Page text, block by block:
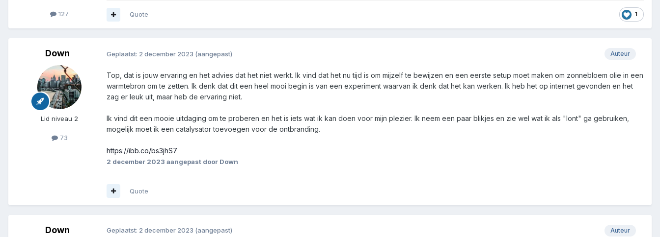
127 1
Quote
Down
Lid niveau 2
73
Auteur
Geplaatst: 2 december 2023 (aangepast)
Top, dat is jouw ervaring en het advies dat het niet werkt. Ik vind dat het nu tijd is om mijzelf te bewijzen en een eerste setup moet maken om zonnebloem olie in een
warmtebron om te zetten. Ik denk dat dit een heel mooi begin is van een experiment waarvan ik denk dat het kan werken. Ik heb het op internet gevonden en het
zag er leuk uit, maar heb de ervaring niet.
Ik vind dit een mooie uitdaging om te proberen en het is iets wat ik kan doen voor mijn plezier. Ik neem een paar blikjes en zie wel wat ik als "lont" ga gebruiken,
mogelijk moet ik een catalysator toevoegen voor de ontbranding.
https://ibb.co/bs3jhS7
2 december 2023 aangepast door Down
Quote
Down Auteur
Geplaatst: 2 december 2023 (aangepast)